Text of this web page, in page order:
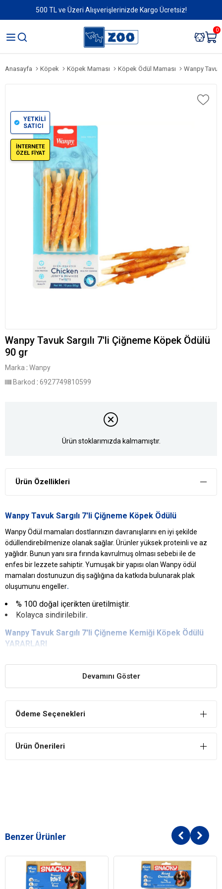
500 TL ve Üzeri Alışverişlerinizde Kargo Ücretsiz!
0
Anasayfa Köpek Köpek Maması Köpek Ödül Maması Wanpy
YETKİLİ
SATICI
İNTERNETE
ÖZEL FİYAT
Wanpy Tavuk Sargılı 7'li Çiğneme Köpek Ödülü
90 gr
Marka : Wanpy
Barkod : 6927749810599
Ürün stoklarımızda kalmamıştır.
Ürün Özellikleri
Wanpy Tavuk Sargılı 7'li Çiğneme Köpek Ödülü
Wanpy Ödül mamaları dostlarınızın davranışlarını en iyi şekilde
ödüllendirebilmenize olanak sağlar. Ürünler yüksek proteinli ve az
yağlıdır. Bunun yanı sıra fırında kavrulmuş olması sebebi ile de
enfes bir lezzete sahiptir. Yumuşak bir yapısı olan Wanpy ödül
mamaları dostunuzun diş sağlığına da katkıda bulunarak plak
oluşumunu engeller.
% 100 doğal içerikten üretilmiştir.
Kolayca sindirilebilir.
Wanpy Tavuk Sargılı 7'li Çiğneme Kemiği Köpek Ödülü
YARARLARI
Köpeğinizin diş sağlığını destekler niteliğe sahiptir.
Keyifli Eğitim Sunar
bir ödül keyfi sunar.
Aralığı
Köpek Maması
Formu
Ödül Maması
Devamını Göster
Ödeme Seçenekleri
Ürün Önerileri
Benzer Ürünler